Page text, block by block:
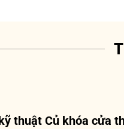
thuật Củ khóa cửa